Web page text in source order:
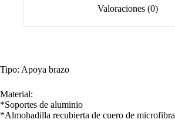
Valoraciones (0)
Tipo: Apoya brazo
Material:
*Soportes de aluminio
*Almohadilla recubierta de cuero de microfibra